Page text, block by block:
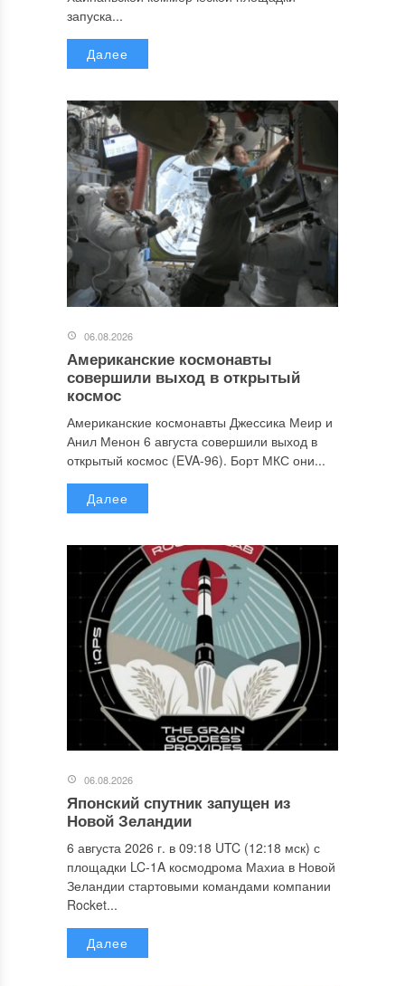
запуска...
Далее
06.08.2026
Американские космонавты
совершили выход в открытый
космос
Американские космонавты Джессика Меир и
Анил Менон 6 августа совершили выход в
открытый космос (EVA-96). Борт МКС они...
Далее
06.08.2026
Японский спутник запущен из
Новой Зеландии
6 августа 2026 г. в 09:18 UTC (12:18 мск) с
площадки LC-1A космодрома Махиа в Новой
Зеландии стартовыми командами компании
Rocket...
Далее